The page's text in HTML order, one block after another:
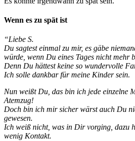
Wenn es zu spät ist
“Liebe S.
Du sagtest einmal zu mir, es gäbe
würde, wenn Du eines Tages nicht mehr
Denn Du hättest keine so wundervolle
Ich solle dankbar für meine Kinder sein.
Nun weißt Du, das bin ich jede einzelne
Atemzug!
Doch bin ich mir sicher wärst auch Du
gewesen.
Ich weiß nicht, was in Dir vorging, dazu
wenig Kontakt.